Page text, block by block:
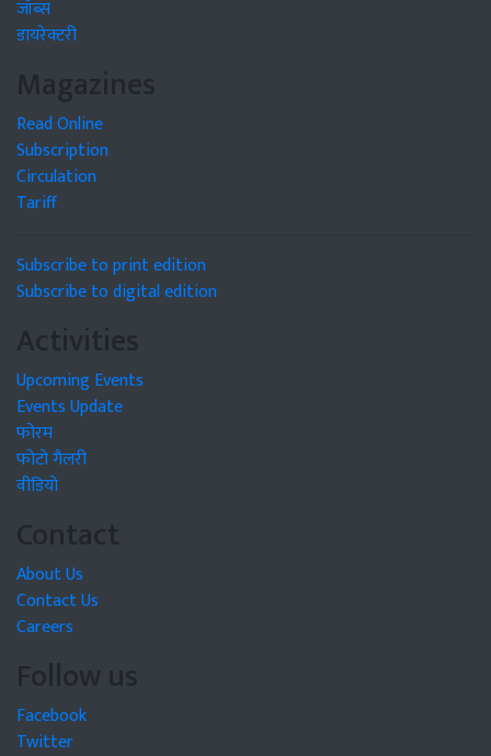
जॉब्स
डायरेक्टरी
Magazines
Read Online
Subscription
Circulation
Tariff
Subscribe to print edition
Subscribe to digital edition
Activities
Upcoming Events
Events Update
फोरम
फोटो गैलरी
वीडियो
Contact
About Us
Contact Us
Careers
Follow us
Facebook
Twitter